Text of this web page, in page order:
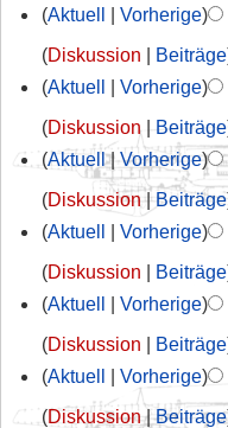
Aktuell
Vorherige
Diskussion
Beiträge
Aktuell
Vorherige
Diskussion
Beiträge
Aktuell
Vorherige
Diskussion
Beiträge
Aktuell
Vorherige
Diskussion
Beiträge
Aktuell
Vorherige
Diskussion
Beiträge
Aktuell
Vorherige
Diskussion
Beiträge